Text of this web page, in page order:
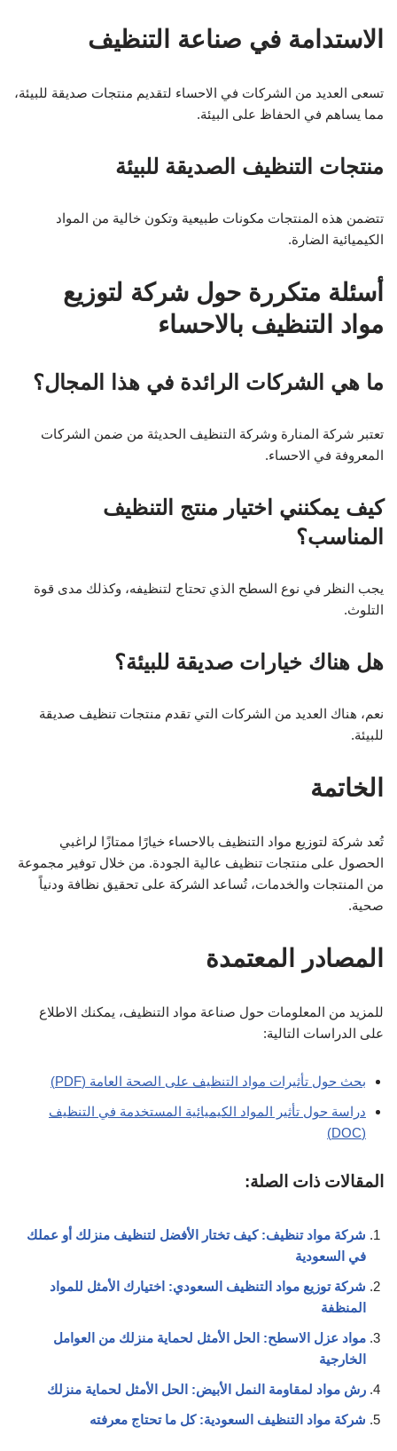
الاستدامة في صناعة التنظيف
تسعى العديد من الشركات في الاحساء لتقديم منتجات صديقة للبيئة،
مما يساهم في الحفاظ على البيئة.
منتجات التنظيف الصديقة للبيئة
تتضمن هذه المنتجات مكونات طبيعية وتكون خالية من المواد
الكيميائية الضارة.
أسئلة متكررة حول شركة لتوزيع
مواد التنظيف بالاحساء
ما هي الشركات الرائدة في هذا المجال؟
تعتبر شركة المنارة وشركة التنظيف الحديثة من ضمن الشركات
المعروفة في الاحساء.
كيف يمكنني اختيار منتج التنظيف
المناسب؟
يجب النظر في نوع السطح الذي تحتاج لتنظيفه، وكذلك مدى قوة
التلوث.
هل هناك خيارات صديقة للبيئة؟
نعم، هناك العديد من الشركات التي تقدم منتجات تنظيف صديقة
للبيئة.
الخاتمة
تُعد شركة لتوزيع مواد التنظيف بالاحساء خيارًا ممتازًا لراغبي
الحصول على منتجات تنظيف عالية الجودة. من خلال توفير مجموعة
من المنتجات والخدمات، تُساعد الشركة على تحقيق نظافة ودنياً
صحية.
المصادر المعتمدة
للمزيد من المعلومات حول صناعة مواد التنظيف، يمكنك الاطلاع
على الدراسات التالية:
بحث حول تأثيرات مواد التنظيف على الصحة العامة (PDF)
دراسة حول تأثير المواد الكيميائية المستخدمة في التنظيف
(DOC)
المقالات ذات الصلة:
شركة مواد تنظيف: كيف تختار الأفضل لتنظيف منزلك أو عملك
في السعودية
شركة توزيع مواد التنظيف السعودي: اختيارك الأمثل للمواد
المنظفة
مواد عزل الاسطح: الحل الأمثل لحماية منزلك من العوامل
الخارجية
رش مواد لمقاومة النمل الأبيض: الحل الأمثل لحماية منزلك
شركة مواد التنظيف السعودية: كل ما تحتاج معرفته